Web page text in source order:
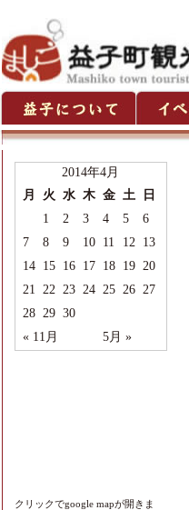
2014年4月
月
火 水 木 金 土 日
« 11月 5月 »
1 2 3 4 5
6
7
8 9 10 11 12 13
14 15 16 17 18 19 20
21 22 23 24 25 26 27
28 29 30
クリックでgoogle mapが開きま